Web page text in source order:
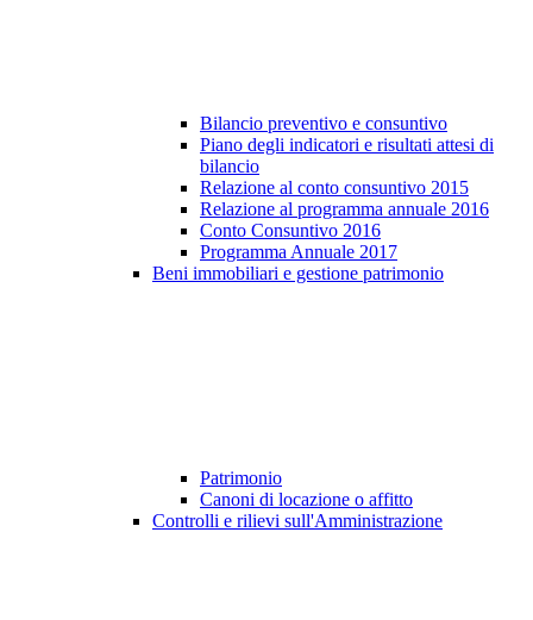
Bilancio preventivo e consuntivo
Piano degli indicatori e risultati attesi di
bilancio
Relazione al conto consuntivo 2015
Relazione al programma annuale 2016
Conto Consuntivo 2016
Programma Annuale 2017
Beni immobiliari e gestione patrimonio
Patrimonio
Canoni di locazione o affitto
Controlli e rilievi sull'Amministrazione